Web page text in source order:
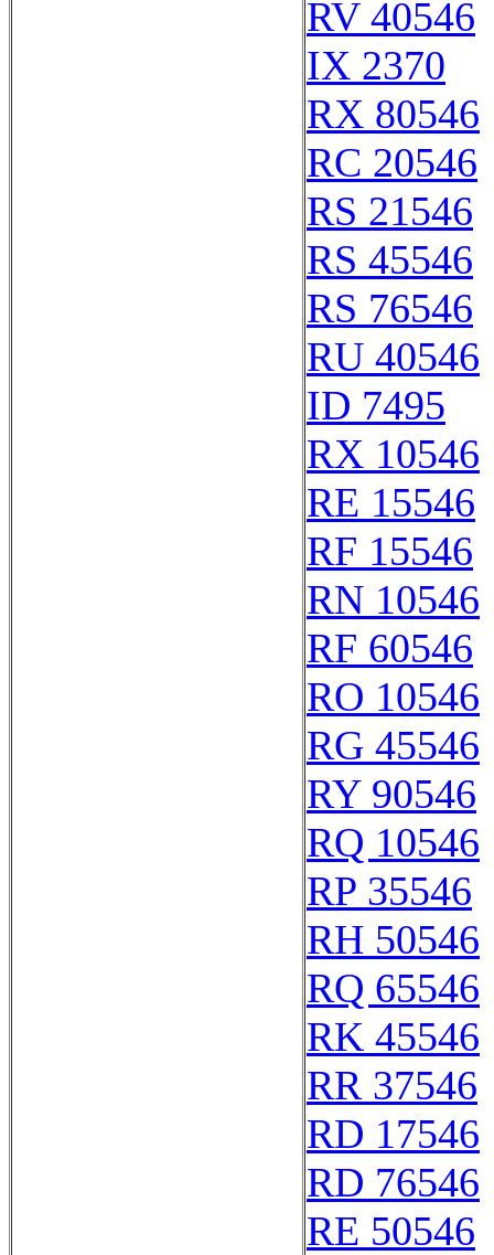
RV 40546
IX 2370
RX 80546
RC 20546
RS 21546
RS 45546
RS 76546
RU 40546
ID 7495
RX 10546
RE 15546
RF 15546
RN 10546
RF 60546
RO 10546
RG 45546
RY 90546
RQ 10546
RP 35546
RH 50546
RQ 65546
RK 45546
RR 37546
RD 17546
RD 76546
RE 50546